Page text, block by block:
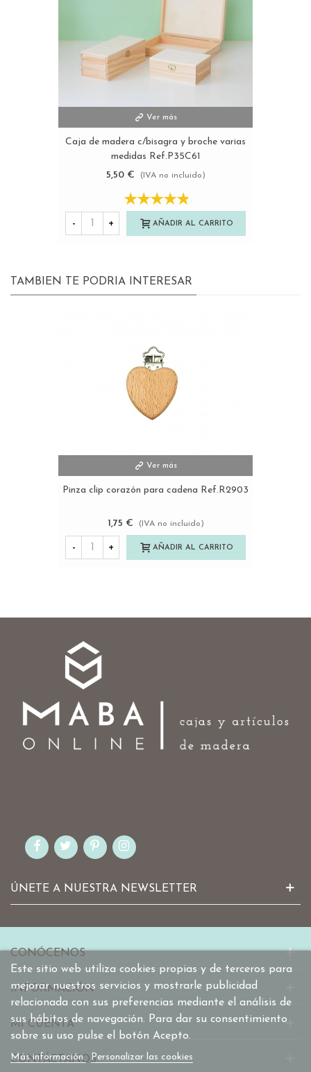
Ver más
Caja de madera c/bisagra y broche varias
medidas Ref.P35C61
5,50 €
(IVA no incluido)
- + AÑADIR AL CARRITO
TAMBIEN TE PODRIA INTERESAR
Ver más
Pinza clip corazón para cadena Ref.R2903
1,75 € (IVA no incluido)
- + AÑADIR AL CARRITO
ÚNETE A NUESTRA NEWSLETTER
Este sitio web utiliza cookies propias y de terceros para
mejorar nuestros servicios y mostrarle publicidad
relacionada con sus preferencias mediante el análisis de
sus hábitos de navegación. Para dar su consentimiento
sobre su uso pulse el botón Acepto.
Más información Personalizar las cookies
CONÓCENOS
INFORMACIÓN
MI CUENTA
CONTÁCTANOS